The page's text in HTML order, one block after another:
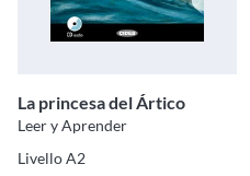
La princesa del Ártico
Leer y Aprender
Livello A2